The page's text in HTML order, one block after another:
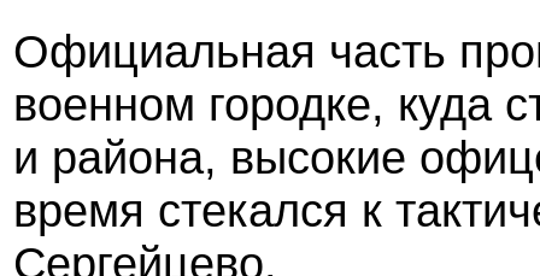
Официальная часть
военном городке, куда
и района, высокие
время стекался к
Сергейцево.